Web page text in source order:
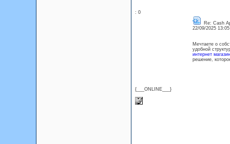
: 0
{___ONLINE___}
Re: Cash
22/09/2025
Мечтаете о
удобной
интернет
решение,